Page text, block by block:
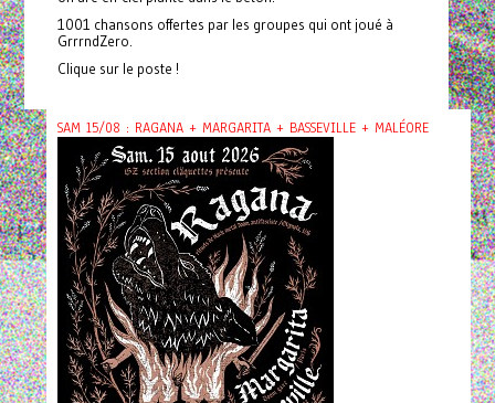
1001 chansons offertes par les groupes qui ont joué à
GrrrndZero.
Clique sur le poste !
SAM 15/08 : RAGANA + MARGARITA + BASSEVILLE + MALÉORE